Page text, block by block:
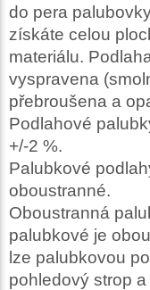
do pera
získáte celou
materiálu.
vyspravena
přebroušena a
Podlahové
+/-2 %.
Palubkové
oboustranné.
Oboustranná
palubkové je
lze palubkovou
pohledový strop